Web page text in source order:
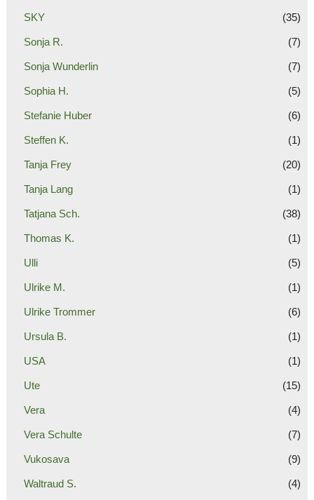
SKY (35)
Sonja R. (7)
Sonja Wunderlin (7)
Sophia H. (5)
Stefanie Huber (6)
Steffen K. (1)
Tanja Frey (20)
Tanja Lang (1)
Tatjana Sch. (38)
Thomas K. (1)
Ulli (5)
Ulrike M. (1)
Ulrike Trommer (6)
Ursula B. (1)
USA (1)
Ute (15)
Vera (4)
Vera Schulte (7)
Vukosava (9)
Waltraud S. (4)